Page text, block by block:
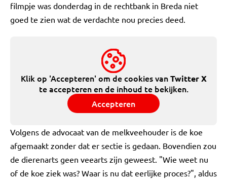
filmpje was donderdag in de rechtbank in Breda niet
goed te zien wat de verdachte nou precies deed.
Klik op 'Accepteren' om de cookies vanTwitter X
te accepteren en de inhoud te bekijken.
Accepteren
Volgens de advocaat van de melkveehouder is de koe
afgemaakt zonder dat er sectie is gedaan. Bovendien zou
de dierenarts geen veearts zijn geweest. "Wie weet nu
of de koe ziek was? Waar is nu dat eerlijke proces?", aldus